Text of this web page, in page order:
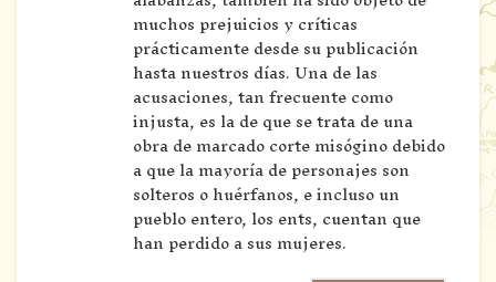
muchos prejuicios y críticas
prácticamente desde su publicación
hasta nuestros días. Una de las
acusaciones, tan frecuente como
injusta, es la de que se trata de una
obra de marcado corte misógino debido
a que la mayoría de personajes son
solteros o huérfanos, e incluso un
pueblo entero, los ents, cuentan que
han perdido a sus mujeres.